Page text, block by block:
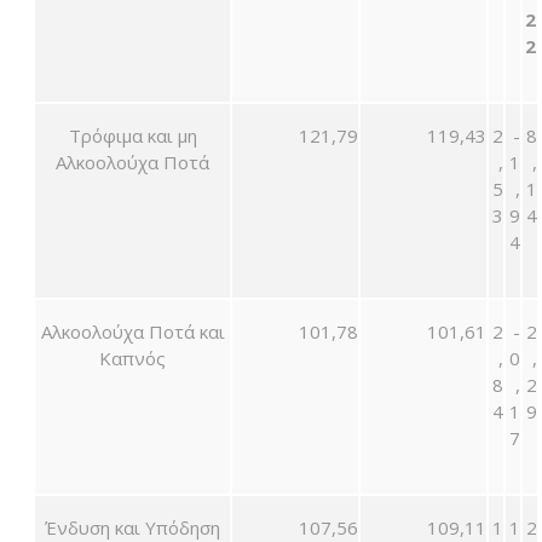
2
2
Τρόφιμα και μη
Αλκοολούχα Ποτά
121,79 119,43 2
,
5
3
-
1
,
9
4
8
,
1
4
Αλκοολούχα Ποτά και
Καπνός
101,78 101,61 2
,
8
4
-
0
,
1
7
2
,
2
9
Ένδυση και Υπόδηση 107,56 109,11 1 1 2